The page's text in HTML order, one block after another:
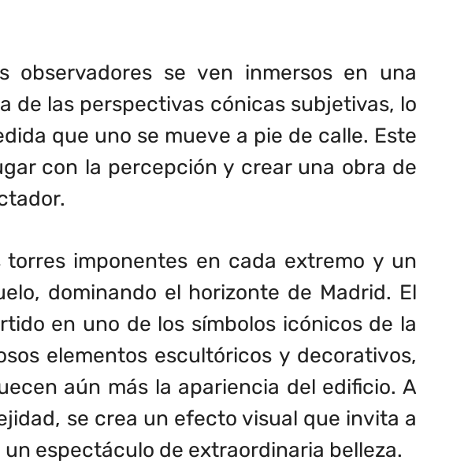
se ven inmersos en una
de las perspectivas cónicas subjetivas, lo
que uno se mueve a pie de calle. Este
con la percepción y crear una obra de
imponentes en cada extremo y un
dominando el horizonte de Madrid. El
en uno de los símbolos icónicos de la
elementos escultóricos y decorativos,
aún más la apariencia del edificio. A
se crea un efecto visual que invita a
espectáculo de extraordinaria belleza.